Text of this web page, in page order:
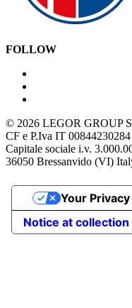
FOLLOW
© 2026 LEGOR GROUP
CF e P.Iva IT
Capitale sociale i.v.
36050 Bressanvido (VI)
Notice at collection
Your